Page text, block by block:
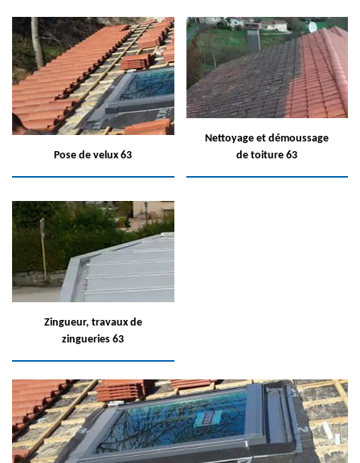
Pose de velux 63
Nettoyage et démoussage
de toiture 63
Zingueur, travaux de
zingueries 63